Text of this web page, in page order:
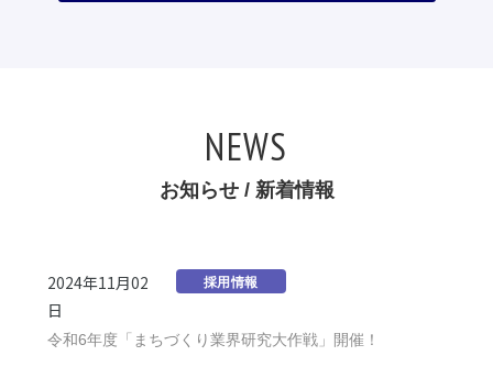
NEWS
お知らせ / 新着情報
2024年11月02
日
採用情報
令和6年度「まちづくり業界研究大作戦」開催！